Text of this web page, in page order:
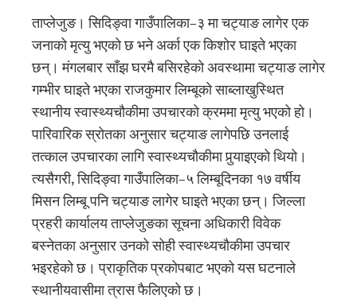
ताप्लेजुङ। सिदिङ्वा गाउँपालिका–३ मा चट्याङ लागेर एक
जनाको मृत्यु भएको छ भने अर्का एक किशोर घाइते भएका
छन्। मंगलबार साँझ घरमै बसिरहेको अवस्थामा चट्याङ लागेर
गम्भीर घाइते भएका राजकुमार लिम्बूको साब्लाखुस्थित
स्थानीय स्वास्थ्यचौकीमा उपचारको क्रममा मृत्यु भएको हो।
पारिवारिक स्रोतका अनुसार चट्याङ लागेपछि उनलाई
तत्काल उपचारका लागि स्वास्थ्यचौकीमा पुर्‍याइएको थियो।
त्यसैगरी, सिदिङ्वा गाउँपालिका–५ लिम्बूदिनका १७ वर्षीय
मिसन लिम्बू पनि चट्याङ लागेर घाइते भएका छन्। जिल्ला
प्रहरी कार्यालय ताप्लेजुङका सूचना अधिकारी विवेक
बस्नेतका अनुसार उनको सोही स्वास्थ्यचौकीमा उपचार
भइरहेको छ। प्राकृतिक प्रकोपबाट भएको यस घटनाले
स्थानीयवासीमा त्रास फैलिएको छ।